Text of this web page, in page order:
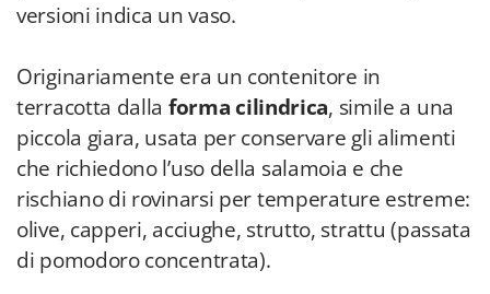
versioni indica un vaso.
Originariamente era un contenitore in
terracotta dalla forma cilindrica, simile a una
piccola giara, usata per conservare gli alimenti
che richiedono l’uso della salamoia e che
rischiano di rovinarsi per temperature estreme:
olive, capperi, acciughe, strutto, strattu (passata
di pomodoro concentrata).